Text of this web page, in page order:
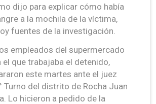
dijo para explicar cómo había
a la mochila de la víctima,
fuentes de la investigación.
empleados del supermercado
el que trabajaba el detenido,
este martes ante el juez
Turno del distrito de Rocha Juan
Lo hicieron a pedido de la